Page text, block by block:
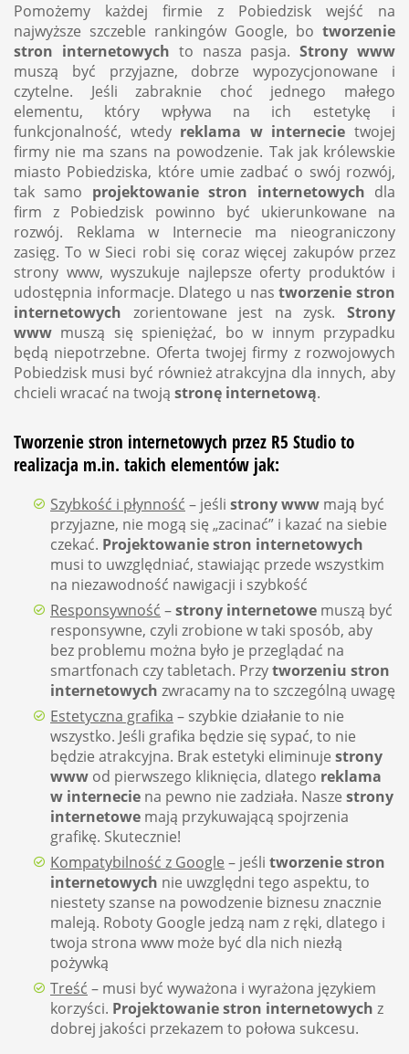
Pomożemy każdej firmie z Pobiedzisk wejść na
najwyższe szczeble rankingów Google, bo tworzenie
stron internetowych to nasza pasja.Strony www
muszą być przyjazne, dobrze wypozycjonowane i
czytelne. Jeśli zabraknie choć jednego małego
elementu, który wpływa na ich estetykę i
funkcjonalność, wtedy reklama w internecie twojej
firmy nie ma szans na powodzenie. Tak jak królewskie
miasto Pobiedziska, które umie zadbać o swój rozwój,
tak samo projektowanie stron internetowych dla
firm z Pobiedzisk powinno być ukierunkowane na
rozwój. Reklama w Internecie ma nieograniczony
zasięg. To w Sieci robi się coraz więcej zakupów przez
strony www, wyszukuje najlepsze oferty produktów i
udostępnia informacje. Dlatego u nastworzenie stron
internetowych zorientowane jest na zysk. Strony
www muszą się spieniężać, bo w innym przypadku
będą niepotrzebne. Oferta twojej firmy z rozwojowych
Pobiedzisk musi być również atrakcyjna dla innych, aby
chcieli wracać na twoją stronę internetową.
Tworzenie stron internetowych przez R5 Studio to
realizacja m.in. takich elementów jak:
Szybkość i płynność – jeśli strony www mają być
przyjazne, nie mogą się „zacinać” i kazać na siebie
czekać. Projektowanie stron internetowych
musi to uwzględniać, stawiając przede wszystkim
na niezawodność nawigacji i szybkość
Responsywność –strony internetowe muszą być
responsywne, czyli zrobione w taki sposób, aby
bez problemu można było je przeglądać na
smartfonach czy tabletach. Przytworzeniu stron
internetowych zwracamy na to szczególną uwagę
Estetyczna grafika – szybkie działanie to nie
wszystko. Jeśli grafika będzie się sypać, to nie
będzie atrakcyjna. Brak estetyki eliminuje strony
www od pierwszego kliknięcia, dlatego reklama
w internecie na pewno nie zadziała. Nasze strony
internetowe mają przykuwającą spojrzenia
grafikę. Skutecznie!
Kompatybilność z Google – jeśli tworzenie stron
internetowych nie uwzględni tego aspektu, to
niestety szanse na powodzenie biznesu znacznie
maleją. Roboty Google jedzą nam z ręki, dlatego i
twoja strona www może być dla nich niezłą
pożywką
Treść – musi być wyważona i wyrażona językiem
korzyści. Projektowanie stron internetowych z
dobrej jakości przekazem to połowa sukcesu.